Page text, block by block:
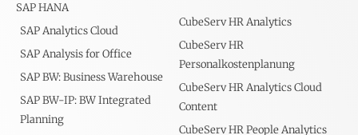
SAP HANA
SAP Analytics Cloud
SAP Analysis for Office
SAP BW: Business Warehouse
SAP BW-IP: BW Integrated
Planning
CubeServ HR Analytics
CubeServ HR
Personalkostenplanung
CubeServ HR Analytics Cloud
Content
CubeServ HR People Analytics